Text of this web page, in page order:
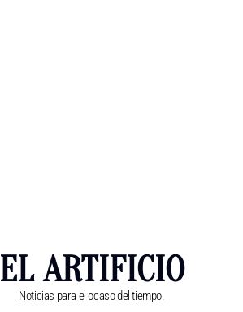
EL ARTIFICIO
Noticias para el ocaso del tiempo.